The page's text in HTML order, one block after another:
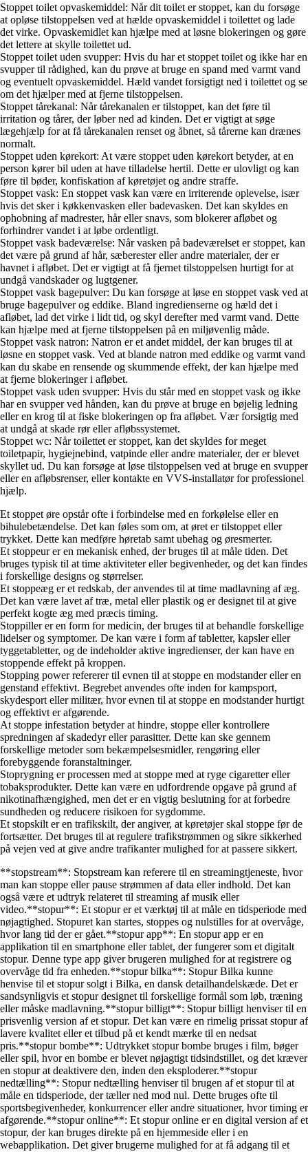
Stoppet toilet opvaskemiddel: Når dit toilet er stoppet, kan du forsøge
at opløse tilstoppelsen ved at hælde opvaskemiddel i toilettet og lade
det virke. Opvaskemidlet kan hjælpe med at løsne blokeringen og gøre
det lettere at skylle toilettet ud.
Stoppet toilet uden svupper: Hvis du har et stoppet toilet og ikke har en
svupper til rådighed, kan du prøve at bruge en spand med varmt vand
og eventuelt opvaskemiddel. Hæld vandet forsigtigt ned i toilettet og se
om det hjælper med at fjerne tilstoppelsen.
Stoppet tårekanal: Når tårekanalen er tilstoppet, kan det føre til
irritation og tårer, der løber ned ad kinden. Det er vigtigt at søge
lægehjælp for at få tårekanalen renset og åbnet, så tårerne kan drænes
normalt.
Stoppet uden kørekort: At være stoppet uden kørekort betyder, at en
person kører bil uden at have tilladelse hertil. Dette er ulovligt og kan
føre til bøder, konfiskation af køretøjet og andre straffe.
Stoppet vask: En stoppet vask kan være en irriterende oplevelse, især
hvis det sker i køkkenvasken eller badevasken. Det kan skyldes en
ophobning af madrester, hår eller snavs, som blokerer afløbet og
forhindrer vandet i at løbe ordentligt.
Stoppet vask badeværelse: Når vasken på badeværelset er stoppet, kan
det være på grund af hår, sæberester eller andre materialer, der er
havnet i afløbet. Det er vigtigt at få fjernet tilstoppelsen hurtigt for at
undgå vandskader og lugtgener.
Stoppet vask bagepulver: Du kan forsøge at løse en stoppet vask ved at
bruge bagepulver og eddike. Bland ingredienserne og hæld det i
afløbet, lad det virke i lidt tid, og skyl derefter med varmt vand. Dette
kan hjælpe med at fjerne tilstoppelsen på en miljøvenlig måde.
Stoppet vask natron: Natron er et andet middel, der kan bruges til at
løsne en stoppet vask. Ved at blande natron med eddike og varmt vand
kan du skabe en rensende og skummende effekt, der kan hjælpe med
at fjerne blokeringer i afløbet.
Stoppet vask uden svupper: Hvis du står med en stoppet vask og ikke
har en svupper ved hånden, kan du prøve at bruge en bøjelig ledning
eller en krog til at fiske blokeringen op fra afløbet. Vær forsigtig med
at undgå at skade rør eller afløbssystemet.
Stoppet wc: Når toilettet er stoppet, kan det skyldes for meget
toiletpapir, hygiejnebind, vatpinde eller andre materialer, der er blevet
skyllet ud. Du kan forsøge at løse tilstoppelsen ved at bruge en svupper
eller en afløbsrenser, eller kontakte en VVS-installatør for professionel
hjælp.
Et stoppet øre opstår ofte i forbindelse med en forkølelse eller en
bihulebetændelse. Det kan føles som om, at øret er tilstoppet eller
trykket. Dette kan medføre høretab samt ubehag og øresmerter.
Et stoppeur er en mekanisk enhed, der bruges til at måle tiden. Det
bruges typisk til at time aktiviteter eller begivenheder, og det kan findes
i forskellige designs og størrelser.
Et stoppeæg er et redskab, der anvendes til at time madlavning af æg.
Det kan være lavet af træ, metal eller plastik og er designet til at give
perfekt kogte æg med præcis timing.
Stoppiller er en form for medicin, der bruges til at behandle forskellige
lidelser og symptomer. De kan være i form af tabletter, kapsler eller
tyggetabletter, og de indeholder aktive ingredienser, der kan have en
stoppende effekt på kroppen.
Stopping power refererer til evnen til at stoppe en modstander eller en
genstand effektivt. Begrebet anvendes ofte inden for kampsport,
skydesport eller militær, hvor evnen til at stoppe en modstander hurtigt
og effektivt er afgørende.
At stoppe infestation betyder at hindre, stoppe eller kontrollere
spredningen af skadedyr eller parasitter. Dette kan ske gennem
forskellige metoder som bekæmpelsesmidler, rengøring eller
forebyggende foranstaltninger.
Stoprygning er processen med at stoppe med at ryge cigaretter eller
tobaksprodukter. Dette kan være en udfordrende opgave på grund af
nikotinafhængighed, men det er en vigtig beslutning for at forbedre
sundheden og reducere risikoen for sygdomme.
Et stopskilt er en trafikskilt, der angiver, at køretøjer skal stoppe før de
fortsætter. Det bruges til at regulere trafikstrømmen og sikre sikkerhed
på vejen ved at give andre trafikanter mulighed for at passere sikkert.
**stopstream**: Stopstream kan referere til en streamingtjeneste, hvor
man kan stoppe eller pause strømmen af data eller indhold. Det kan
også være et udtryk relateret til streaming af musik eller
video.**stopur**: Et stopur er et værktøj til at måle en tidsperiode med
nøjagtighed. Stopuret kan startes, stoppes og nulstilles for at overvåge,
hvor lang tid der er gået.**stopur app**: En stopur app er en
applikation til en smartphone eller tablet, der fungerer som et digitalt
stopur. Denne type app giver brugeren mulighed for at registrere og
overvåge tid fra enheden.**stopur bilka**: Stopur Bilka kunne
henvise til et stopur solgt i Bilka, en dansk detailhandelskæde. Det er
sandsynligvis et stopur designet til forskellige formål som løb, træning
eller måske madlavning.**stopur billigt**: Stopur billigt henviser til en
prisvenlig version af et stopur. Det kan være en rimelig prissat stopur af
lavere kvalitet eller et tilbud på et kendt mærke til en nedsat
pris.**stopur bombe**: Udtrykket stopur bombe bruges i film, bøger
eller spil, hvor en bombe er blevet nøjagtigt tidsindstillet, og det kræver
en stopur at deaktivere den, inden den eksploderer.**stopur
nedtælling**: Stopur nedtælling henviser til brugen af et stopur til at
måle en tidsperiode, der tæller ned mod nul. Dette bruges ofte til
sportsbegivenheder, konkurrencer eller andre situationer, hvor timing er
afgørende.**stopur online**: Et stopur online er en digital version af et
stopur, der kan bruges direkte på en hjemmeside eller i en
webapplikation. Det giver brugerne mulighed for at få adgang til et